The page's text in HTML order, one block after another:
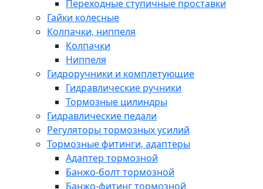
Переходные ступичные проставки
Гайки колесные
Колпачки, ниппеля
Колпачки
Ниппеля
Гидроручники и комплетующие
Гидравлические ручники
Тормозные цилиндры
Гидравлические педали
Регуляторы тормозных усилий
Тормозные фитинги, адаптеры
Адаптер тормозной
Банжо-болт тормозной
Банжо-фитинг тормозной